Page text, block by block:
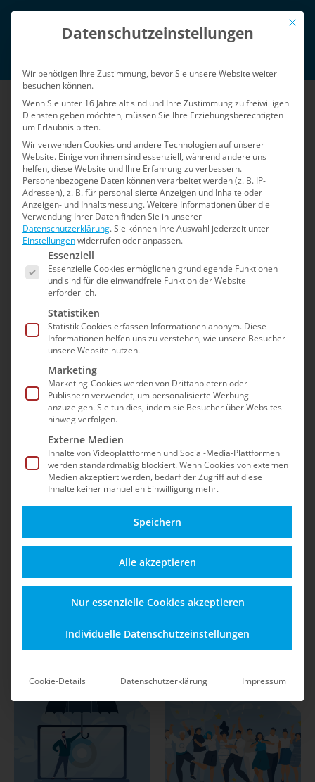
Zum
Login
Menü
Home»Sicherheits-Blog »Seite 2
Sicherheits-Blog
Sicherheit, Updates, dem Betrieb nach dem EOL
und Best Practices für einen stabilen Shopware-
Alles zu Funktionen,
Einsatzmöglichkeiten
für einen sicheren
Shop-Betrieb durch
safefive.
Schützen Sie Ihren
Shop vor Angriffen,
Datenverlust und
rechtlichen Risiken –
mit klaren
Maßnahmen und Best
Mit
Datenschutzeinstellungen
Wir benötigen Ihre Zustimmung, bevor Sie unsere Website weiter
besuchen können.
Wenn Sie unter 16 Jahre alt sind und Ihre Zustimmung zu freiwilligen
Diensten geben möchten, müssen Sie Ihre Erziehungsberechtigten
um Erlaubnis bitten.
Wir verwenden Cookies und andere Technologien auf unserer
Website. Einige von ihnen sind essenziell, während andere uns
helfen, diese Website und Ihre Erfahrung zu verbessern.
Personenbezogene Daten können verarbeitet werden (z. B. IP-
Adressen), z. B. für personalisierte Anzeigen und Inhalte oder
Anzeigen- und Inhaltsmessung.Weitere Informationen über die
Verwendung Ihrer Daten finden Sie in unserer
Datenschutzerklärung.Sie können Ihre Auswahl jederzeit unter
Einstellungenwiderrufen oder anpassen.
Es folgt eine Liste der Service-Gruppen, für die
Essenziell
Essenzielle Cookies ermöglichen grundlegende Funktionen
und sind für die einwandfreie Funktion der Website
erforderlich.
Statistiken
Statistik Cookies erfassen Informationen anonym. Diese
Informationen helfen uns zu verstehen, wie unsere Besucher
unsere Website nutzen.
Marketing
Marketing-Cookies werden von Drittanbietern oder
Publishern verwendet, um personalisierte Werbung
anzuzeigen. Sie tun dies, indem sie Besucher über Websites
hinweg verfolgen.
Externe Medien
Inhalte von Videoplattformen und Social-Media-Plattformen
werden standardmäßig blockiert. Wenn Cookies von externen
Medien akzeptiert werden, bedarf der Zugriff auf diese
Inhalte keiner manuellen Einwilligung mehr.
Speichern
Alle akzeptieren
Nur essenzielle Cookies akzeptieren
Individuelle Datenschutzeinstellungen
Cookie-Details Datenschutzerklärung Impressum